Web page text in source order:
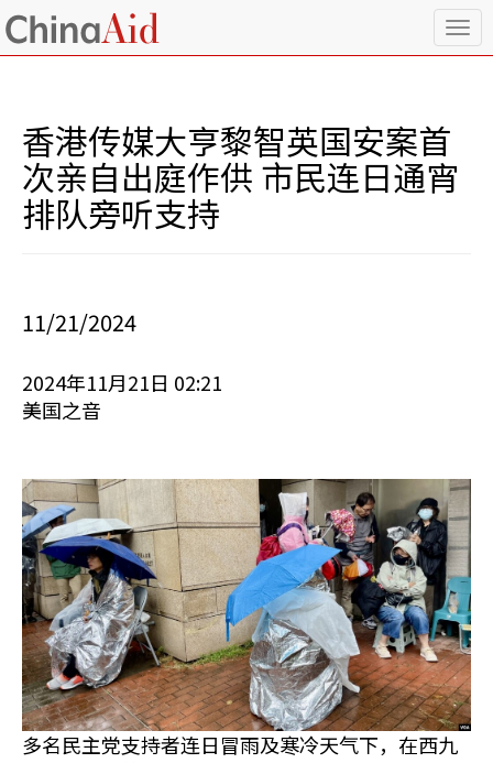
T
o
香港传媒大亨黎智英国安案首
次亲自出庭作供 市民连日通宵
排队旁听支持
11/21/2024
2024年11月21日 02:21
美国之音
多名民主党支持者连日冒雨及寒冷天气下，在西九